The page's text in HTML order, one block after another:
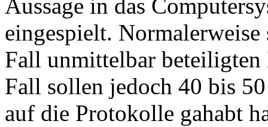
Aussage in das
eingespielt.
Fall unmittelbar beteiligten
Fall sollen jedoch 40 bis
auf die Protokolle gahabt